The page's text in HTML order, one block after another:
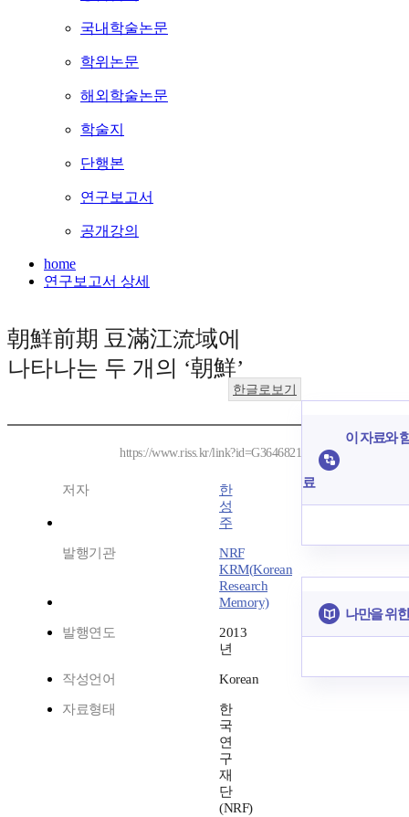
국내학술논문
학위논문
해외학술논문
학술지
단행본
연구보고서
공개강의
home
연구보고서 상세
朝鮮前期 豆滿江流域에
나타나는 두 개의 ‘朝鮮’
한글로보기
https://www.riss.kr/link?id=G3646821
저자
한
성
주
발행기관
NRF
KRM(Korean
Research
Memory)
발행연도
2013
년
작성언어 Korean
자료형태
한
국
연
구
재
단
(NRF)
이 자료와
료
나만을 위